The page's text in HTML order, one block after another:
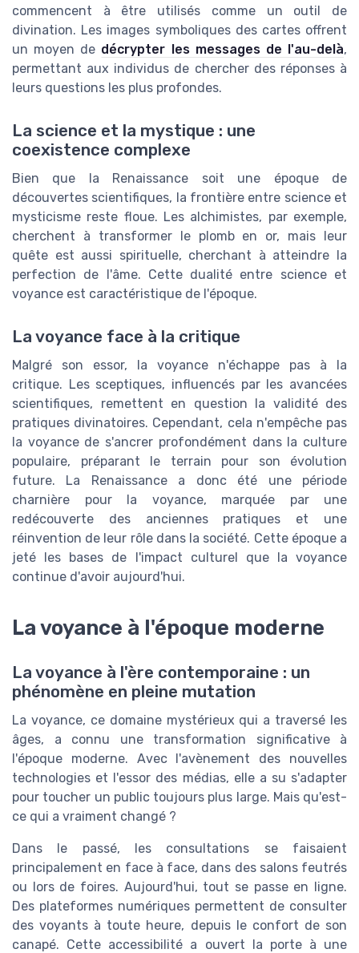
commencent à être utilisés comme un outil de
divination. Les images symboliques des cartes offrent
un moyen de décrypter les messages de l'au-delà,
permettant aux individus de chercher des réponses à
leurs questions les plus profondes.
La science et la mystique : une
coexistence complexe
Bien que la Renaissance soit une époque de
découvertes scientifiques, la frontière entre science et
mysticisme reste floue. Les alchimistes, par exemple,
cherchent à transformer le plomb en or, mais leur
quête est aussi spirituelle, cherchant à atteindre la
perfection de l'âme. Cette dualité entre science et
voyance est caractéristique de l'époque.
La voyance face à la critique
Malgré son essor, la voyance n'échappe pas à la
critique. Les sceptiques, influencés par les avancées
scientifiques, remettent en question la validité des
pratiques divinatoires. Cependant, cela n'empêche pas
la voyance de s'ancrer profondément dans la culture
populaire, préparant le terrain pour son évolution
future. La Renaissance a donc été une période
charnière pour la voyance, marquée par une
redécouverte des anciennes pratiques et une
réinvention de leur rôle dans la société. Cette époque a
jeté les bases de l'impact culturel que la voyance
continue d'avoir aujourd'hui.
La voyance à l'époque moderne
La voyance à l'ère contemporaine : un
phénomène en pleine mutation
La voyance, ce domaine mystérieux qui a traversé les
âges, a connu une transformation significative à
l'époque moderne. Avec l'avènement des nouvelles
technologies et l'essor des médias, elle a su s'adapter
pour toucher un public toujours plus large. Mais qu'est-
ce qui a vraiment changé ?
Dans le passé, les consultations se faisaient
principalement en face à face, dans des salons feutrés
ou lors de foires. Aujourd'hui, tout se passe en ligne.
Des plateformes numériques permettent de consulter
des voyants à toute heure, depuis le confort de son
canapé. Cette accessibilité a ouvert la porte à une